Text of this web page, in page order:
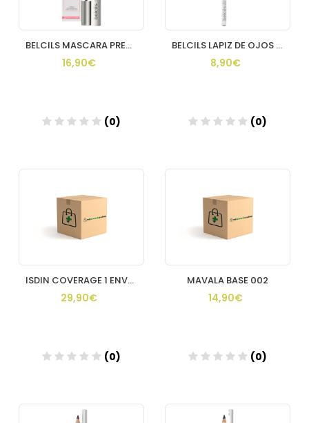
BELCILS MASCARA PRECISION 1 ENVASE 12 ML
16,90€
(0)
BELCILS LAPIZ DE OJOS HIPOALERGENICO 1 UNIDAD TEXTURA CREMOS
8,90€
(0)
ISDIN COVERAGE 1 ENVASE 30 g COLOR 4.0 GOLDEN
29,90€
(0)
MAVALA BASE 002
14,90€
(0)